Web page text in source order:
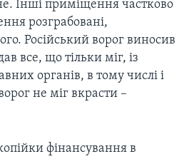
Інші приміщення частково
розграбовані,
Російський ворог виносив
все, що тільки міг, із
органів, в тому числі і
не міг вкрасти –
фінансування в